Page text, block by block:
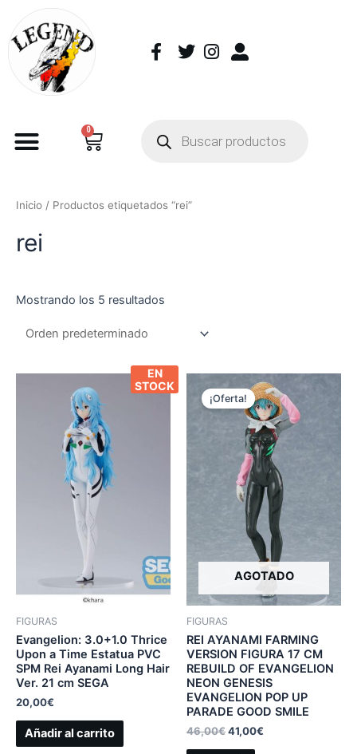
0
Inicio / Productos etiquetados “rei”
rei
Mostrando los 5 resultados
EN
STOCK
FIGURAS
Evangelion: 3.0+1.0 Thrice
Upon a Time Estatua PVC
SPM Rei Ayanami Long Hair
Ver. 21 cm SEGA
20,00€
Añadir al carrito
AGOTADO
¡Oferta!
FIGURAS
REI AYANAMI FARMING
VERSION FIGURA 17 CM
REBUILD OF EVANGELION
NEON GENESIS
EVANGELION POP UP
PARADE GOOD SMILE
46,00€41,00€